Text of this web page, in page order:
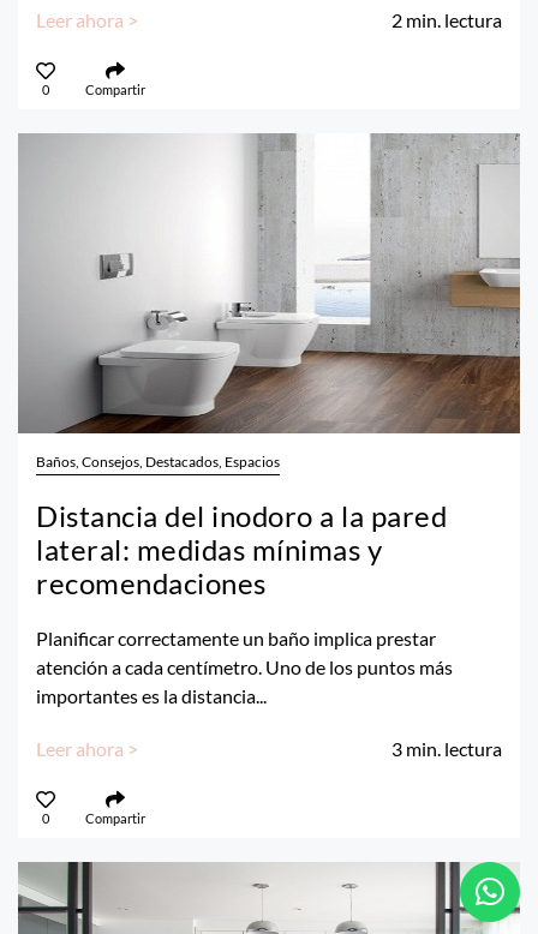
Leer ahora > 2 min. lectura
0 Compartir
Baños, Consejos, Destacados, Espacios
Distancia del inodoro a la pared
lateral: medidas mínimas y
recomendaciones
Planificar correctamente un baño implica prestar
atención a cada centímetro. Uno de los puntos más
importantes es la distancia...
Leer ahora > 3 min. lectura
0 Compartir